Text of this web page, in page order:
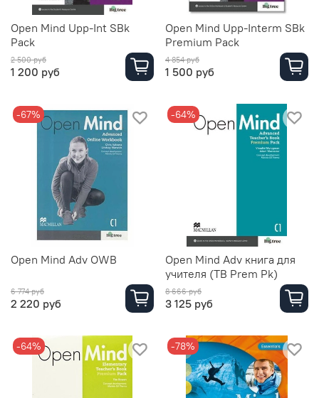
Open Mind Upp-Int SBk
Pack
2 500 руб
1 200 руб
Open Mind Upp-Interm SBk
Premium Pack
4 854 руб
1 500 руб
-67%
Open Mind Adv OWB
6 774 руб
2 220 руб
-64%
Open Mind Adv книга для
учителя (TB Prem Pk)
8 666 руб
3 125 руб
-64% -78%